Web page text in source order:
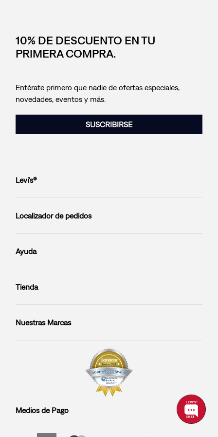
10% DE DESCUENTO EN TU
PRIMERA COMPRA.
Entérate primero que nadie de ofertas especiales,
novedades, eventos y más.
SUSCRIBIRSE
Levi’s®
Localizador de pedidos
Ayuda
Tienda
Nuestras Marcas
Medios de Pago